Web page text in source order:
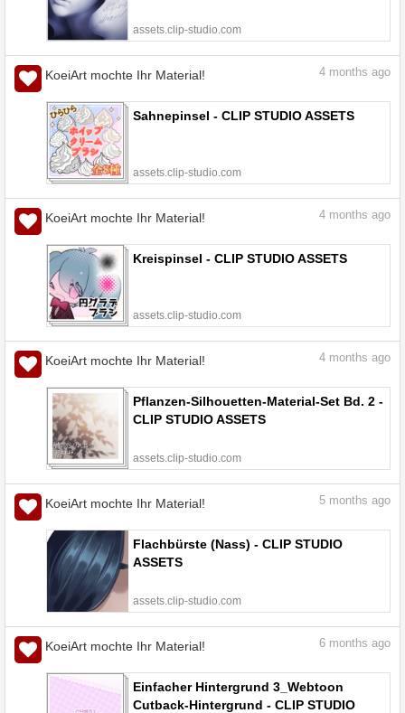
assets.clip-studio.com
KoeiArt mochte Ihr Material! 4 months ago
Sahnepinsel - CLIP STUDIO ASSETS
assets.clip-studio.com
KoeiArt mochte Ihr Material! 4 months ago
Kreispinsel - CLIP STUDIO ASSETS
assets.clip-studio.com
KoeiArt mochte Ihr Material! 4 months ago
Pflanzen-Silhouetten-Material-Set Bd. 2 -
CLIP STUDIO ASSETS
assets.clip-studio.com
KoeiArt mochte Ihr Material! 5 months ago
Flachbürste (Nass) - CLIP STUDIO
ASSETS
assets.clip-studio.com
KoeiArt mochte Ihr Material! 6 months ago
Einfacher Hintergrund 3_Webtoon
Cutback-Hintergrund - CLIP STUDIO